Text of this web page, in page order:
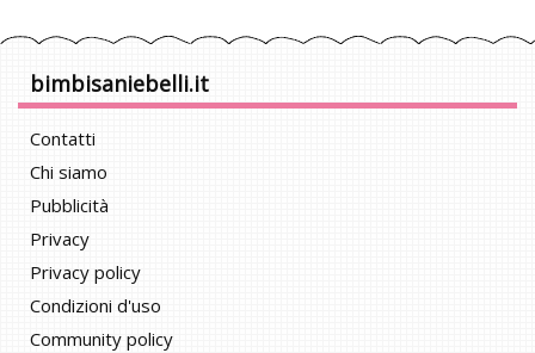
bimbisaniebelli.it
Contatti
Chi siamo
Pubblicità
Privacy
Privacy policy
Condizioni d'uso
Community policy